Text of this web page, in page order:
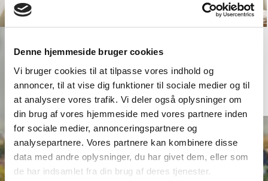
Denne hjemmeside bruger cookies
Vi bruger cookies til at tilpasse vores indhold og
annoncer, til at vise dig funktioner til sociale medier og til
at analysere vores trafik. Vi deler også oplysninger om
din brug af vores hjemmeside med vores partnere inden
for sociale medier, annonceringspartnere og
analysepartnere. Vores partnere kan kombinere disse
data med andre oplysninger, du har givet dem, eller som
de har indsamlet fra din brug af deres tjenester.